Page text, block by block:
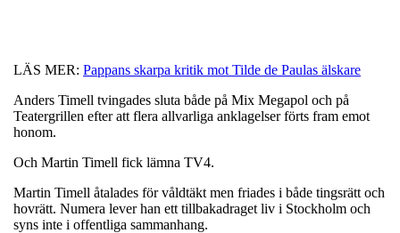
LÄS MER: Pappans skarpa kritik mot Tilde de Paulas älskare
Anders Timell tvingades sluta både på Mix Megapol och på
Teatergrillen efter att flera allvarliga anklagelser förts fram emot
honom.
Och Martin Timell fick lämna TV4.
Martin Timell åtalades för våldtäkt men friades i både tingsrätt och
hovrätt. Numera lever han ett tillbakadraget liv i Stockholm och
syns inte i offentliga sammanhang.